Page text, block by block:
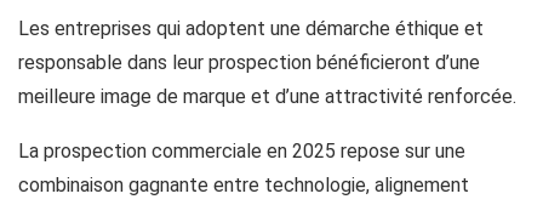
Les entreprises qui adoptent une démarche éthique et
responsable dans leur prospection bénéficieront d’une
meilleure image de marque et d’une attractivité renforcée.
La prospection commerciale en 2025 repose sur une
combinaison gagnante entre technologie, alignement